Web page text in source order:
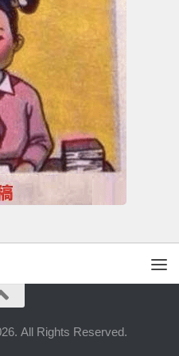
All Rights Reserved.